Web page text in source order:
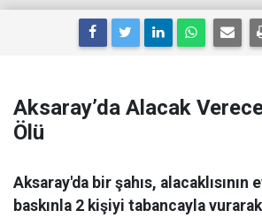
Aksaray’da Alacak
Ölü
Aksaray'da bir şahıs, alacaklısının
baskınla 2 kişiyi tabancayla